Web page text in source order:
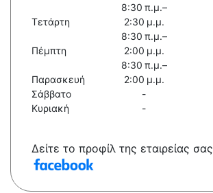
Τετάρτη
8:30 π.μ.–
2:30 μ.μ.
Πέμπτη
8:30 π.μ.–
2:00 μ.μ.
Παρασκευή
8:30 π.μ.–
2:00 μ.μ.
Σάββατο
-
Κυριακή
-
Δείτε το προφίλ της εταιρείας σας